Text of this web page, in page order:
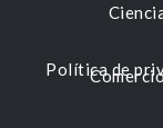
Política de